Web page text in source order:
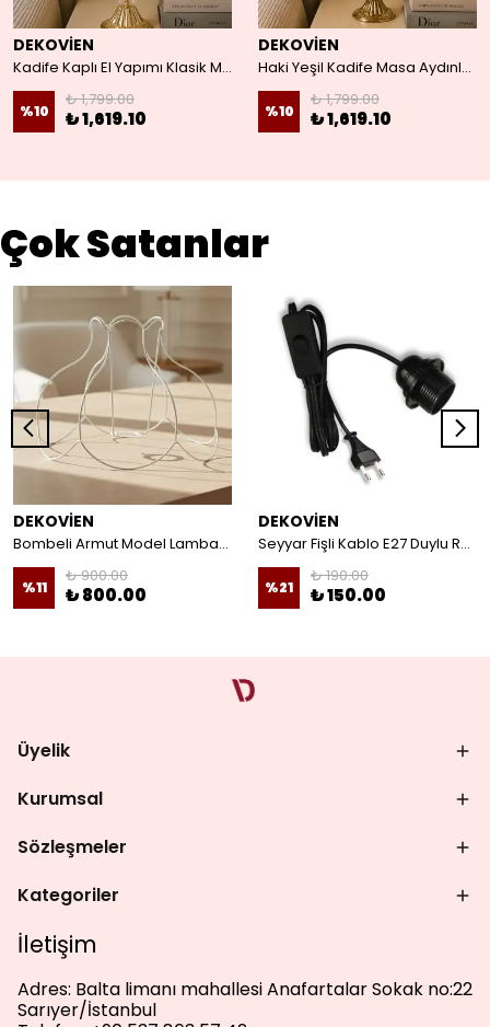
DEKOVİEN
Kadife Kaplı El Yapımı Klasik Model Abajur
%10
₺ 1,799.00
₺ 1,619.10
DEKOVİEN
Haki Yeşil Kadife Masa Aydınlatma Kordon Süsleme Vintage Abajur
%10
₺ 1,799.00
₺ 1,619.10
Çok Satanlar
DEKOVİEN
Bombeli Armut Model Lambader Teli Galvaniz
%11
₺ 900.00
₺ 800.00
DEKOVİEN
Seyyar Fişli Kablo E27 Duylu Rondelalı Anahtarlı Kablo Arapuarlı Abajur Kablo
%21
₺ 190.00
₺ 150.00
Üyelik
Kurumsal
Sözleşmeler
Kategoriler
İletişim
Adres: Balta limanı mahallesi Anafartalar Sokak no:22
Sarıyer/İstanbul